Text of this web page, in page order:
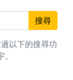
搜尋
以下的搜尋功